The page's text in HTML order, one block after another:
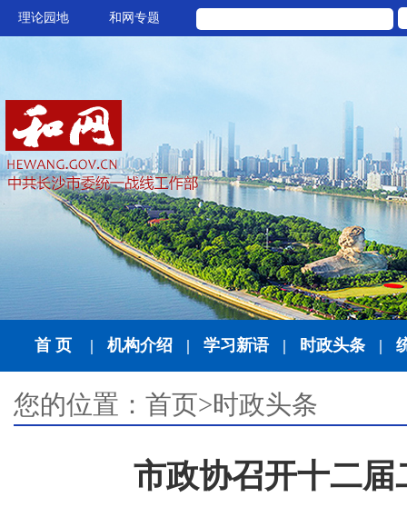
理论园地 和网专题
首 页 | 机构介绍 | 学习新语 | 时政头条 |
您的位置： 首页>时政头条
市政协召开十二